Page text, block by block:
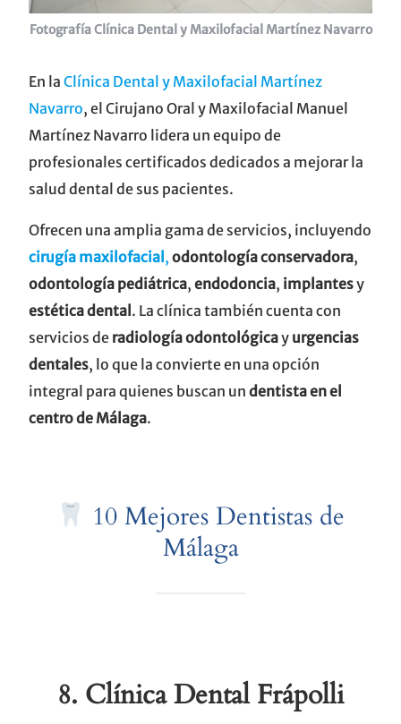
Fotografía Clínica Dental y Maxilofacial Martínez Navarro
En la Clínica Dental y Maxilofacial Martínez
Navarro, el Cirujano Oral y Maxilofacial Manuel
Martínez Navarro lidera un equipo de
profesionales certificados dedicados a mejorar la
salud dental de sus pacientes.
Ofrecen una amplia gama de servicios, incluyendo
cirugía maxilofacial , odontología conservadora,
odontología pediátrica, endodoncia, implantesy
estética dental . La clínica también cuenta con
servicios de radiología odontológicay urgencias
dentales, lo que la convierte en una opción
integral para quienes buscan un dentista en el
centro de Málaga.
10 Mejores Dentistas de
Málaga
8. Clínica Dental Frápolli